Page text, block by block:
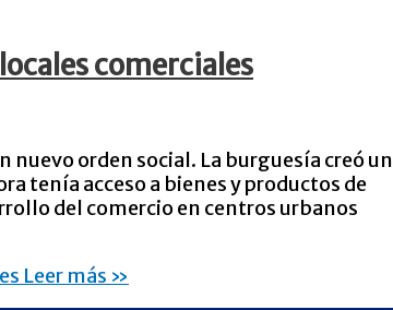
comerciales
orden social. La burguesía creó un
tenía acceso a bienes y productos de
del comercio en centros urbanos
Leer más »